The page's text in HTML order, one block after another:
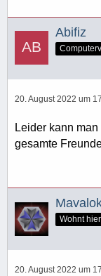
Abifiz
20. August 2022 um
Leider kann
gesamte
Wohnt hier
20. August 2022 um